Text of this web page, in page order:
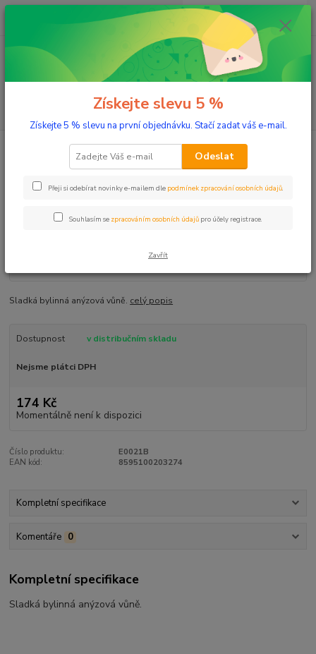
Menu
(Po-Pá, 10-17 hod.)
ks
0 Kč
Aromaterapie Éterické oleje Fenykl 10 ml
Fenykl 10 ml
Sladká bylinná anýzová vůně. celý popis
Dostupnost v distribučním skladu
Nejsme plátci DPH
174 Kč
Momentálně není k dispozici
Číslo produktu:
E0021B
EAN kód:
8595100203274
Kompletní specifikace
Komentáře 0
Kompletní specifikace
Sladká bylinná anýzová vůně.
Získejte slevu 5 %
Získejte 5 % slevu na první objednávku. Stačí zadat váš e-mail.
Odeslat
Přeji si odebírat novinky e-mailem dle podmínek zpracování osobních údajů.
Souhlasím se zpracováním osobních údajů pro účely registrace.
Zavřít